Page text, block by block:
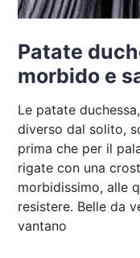
Patate
morbido e
Le patate
diverso dal solito,
prima che per il
rigate con una
morbidissimo, alle
resistere. Belle da
vantano